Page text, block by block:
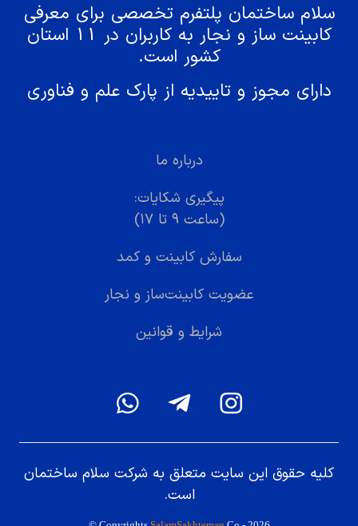
سلام ساختمان پلتفرم تخصصی برای معرفی
کابینت ساز و نجار به کاربران در 11 استان
کشور است.
دارای مجوز و تاییدیه از پارک علم و فناوری
درباره ما
پیگیری شکایات:
(ساعت ۹ تا ۱۷)
سفارش کابینت و کمد
عضویت کابینت‌ساز و نجار
شرایط و قوانین
کلیه حقوق این سایت متعلق به شرکت سلام ساختمان
است.